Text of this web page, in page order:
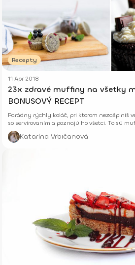
Recepty
11 Apr 2018
23x zdravé muffiny na všetky
BONUSOVÝ RECEPT
Parádny rýchly koláč, pri ktorom nezašpiníš
so servírovaním a poznajú ho všetci. To sú
zdravých spôsobov.
Katarína Vrbičanová